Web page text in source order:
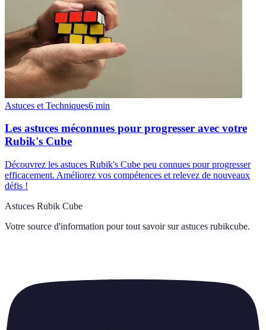
Astuces et Techniques6 min
Les astuces méconnues pour progresser avec votre
Rubik's Cube
Découvrez les astuces Rubik's Cube peu connues pour progresser
efficacement. Améliorez vos compétences et relevez de nouveaux
défis !
Astuces Rubik Cube
Votre source d'information pour tout savoir sur astuces rubikcube.